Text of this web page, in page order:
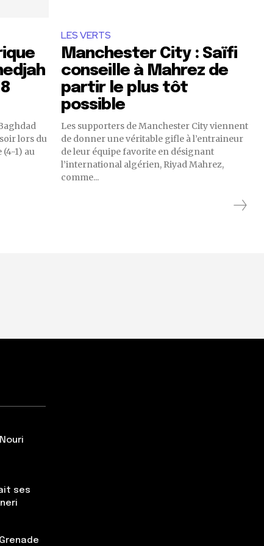
lors du
1) au
LES VERTS
Manchester City : Saïfi
conseille à Mahrez de
partir le plus tôt
possible
Les supporters de Manchester City viennent
de donner une véritable gifle à l’entraineur
de leur équipe favorite en désignant
l’international algérien, Riyad Mahrez,
comme...
ses